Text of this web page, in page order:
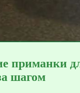
приманки
шагом